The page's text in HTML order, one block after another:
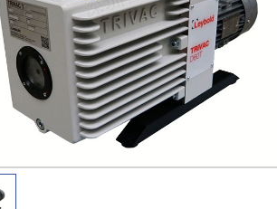
小型离心泵 插板阀 挡板阀